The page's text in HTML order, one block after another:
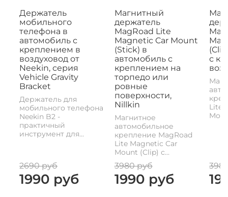
Держатель
мобильного
телефона в
автомобиль с
креплением в
воздуховод от
Neekin, серия
Vehicle Gravity
Bracket
Держатель для
мобильного телефона
Neekin B2 -
практичный
инструмент для...
2690 руб
1990 руб
Магнитный
держатель
MagRoad Lite
Magnetic Car Mount
(Stick) в
автомобиль с
креплением на
торпедо или
ровные
поверхности,
Nillkin
Магнитное
автомобильное
крепление MagRoad
Lite Magnetic Car
Mount (Clip) с...
3980 руб
1990 руб
с
Lite